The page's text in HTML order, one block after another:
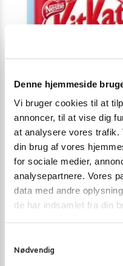
Denne hjemmeside
Vi bruger cookies til at
annoncer, til at vise dig
at analysere vores trafik.
din brug af vores
for sociale medier,
analysepartnere. Vores
data med andre
de har indsamlet fra din
Nødvendig
Kit Kat Cookie & Cream 150,8